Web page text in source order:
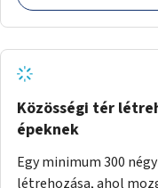
Közösségi tér
épeknek
Egy minimum 300
létrehozása, ahol